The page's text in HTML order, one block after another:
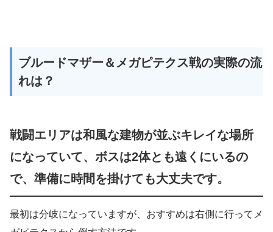
ブルードマザー＆メガピテクス戦の実際の流
れは？
戦闘エリアは和風な建物が並ぶキレイな場所
になっていて、ボスは2体とも遠くにいるの
で、準備に時間を掛けても大丈夫です。
最初は分岐になっていますが、おすすめは右側に行ってメ